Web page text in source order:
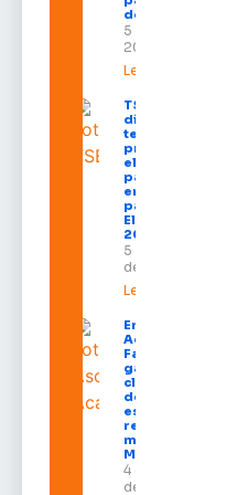
do Amapá
5 de agosto de
2026
Leia mais »
TSE define
divisão do
tempo de
propaganda
eleitoral e
participação
em debates
para as
Eleições
2026
5 de agosto
de 2026
Leia mais »
Emenda de
Acácio
Favacho
garante
climatização
de todas as
escolas da
rede
municipal de
Macapá
4 de agosto
de 2026